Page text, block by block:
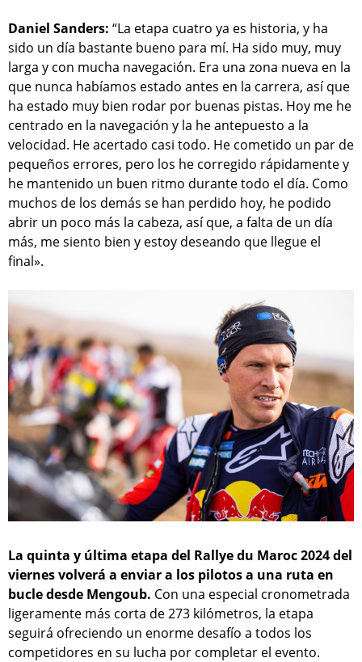
Daniel Sanders: “La etapa cuatro ya es historia, y ha
sido un día bastante bueno para mí. Ha sido muy, muy
larga y con mucha navegación. Era una zona nueva en la
que nunca habíamos estado antes en la carrera, así que
ha estado muy bien rodar por buenas pistas. Hoy me he
centrado en la navegación y la he antepuesto a la
velocidad. He acertado casi todo. He cometido un par de
pequeños errores, pero los he corregido rápidamente y
he mantenido un buen ritmo durante todo el día. Como
muchos de los demás se han perdido hoy, he podido
abrir un poco más la cabeza, así que, a falta de un día
más, me siento bien y estoy deseando que llegue el
final».
La quinta y última etapa del Rallye du Maroc 2024 del
viernes volverá a enviar a los pilotos a una ruta en
bucle desde Mengoub. Con una especial cronometrada
ligeramente más corta de 273 kilómetros, la etapa
seguirá ofreciendo un enorme desafío a todos los
competidores en su lucha por completar el evento.